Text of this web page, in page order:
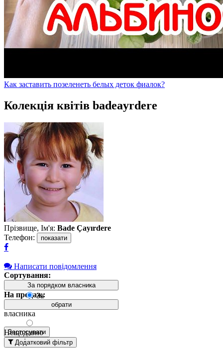
Как заставить позеленеть белых деток фиалок?
Колекція квітів badeayrdere
Прізвище, Ім'я: Bade Çayırdere
Телефон:
показати
Написати повідомлення
Сортування:
За порядком власника
За
власника
Нещодавно
додані
вгорі
На продаж:
обрати
Застосувати
Додатковий фільтр